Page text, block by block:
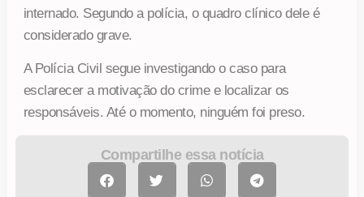
internado. Segundo a polícia, o quadro clínico dele é
considerado grave.
A Polícia Civil segue investigando o caso para
esclarecer a motivação do crime e localizar os
responsáveis. Até o momento, ninguém foi preso.
Compartilhe essa notícia